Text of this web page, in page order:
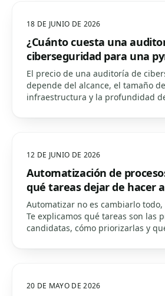
18 DE JUNIO DE 2026
¿Cuánto cuesta una
ciberseguridad para una
El precio de una auditoría de
depende del alcance, el tamaño
infraestructura y la profundidad
presupuestamos, para que sepas
12 DE JUNIO DE 2026
Automatización de
qué tareas dejar de hacer
Automatizar no es cambiarlo
Te explicamos qué tareas son las
candidatas, cómo priorizarlas y
20 DE MAYO DE 2026